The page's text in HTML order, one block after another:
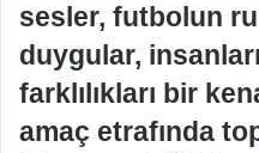
sesler, futbolun
duygular,
farklılıkları bir
amaç etrafında